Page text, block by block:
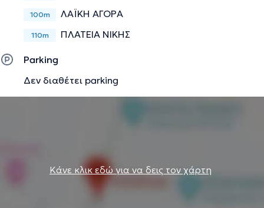
επαληθευμένες πληροφορίες.
100m ΛΑΪΚΉ ΑΓΟΡΆ
110m ΠΛΑΤΕΊΑ ΝΊΚΗΣ
Parking
Δεν διαθέτει parking
Κάνε κλικ εδώ για να δεις τον χάρτη